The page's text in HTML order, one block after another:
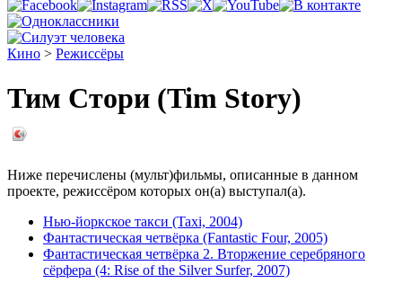
Кино > Режиссёры
Тим Стори (Tim Story)
Ниже перечислены (мульт)фильмы, описанные в данном
проекте, режиссёром которых он(а) выступал(а).
Нью-йоркское такси (Taxi, 2004)
Фантастическая четвёрка (Fantastic Four, 2005)
Фантастическая четвёрка 2. Вторжение серебряного
сёрфера (4: Rise of the Silver Surfer, 2007)